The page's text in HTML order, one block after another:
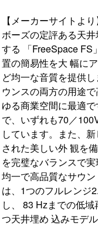
【メーカーサイトより
ボーズの定評ある天
する 「FreeSpace FS
置の簡易性を大 幅に
ど均一な音質を提供
ウンスの両方の用途
ゆる商業空間に最適
で、いずれも70／
しています。また、
された美しい外 観を
を完璧なバランスで
均一で高品質なサウ
は、1つのフルレンジ
し、 83 Hzまでの低
つ天井埋め 込みモデル